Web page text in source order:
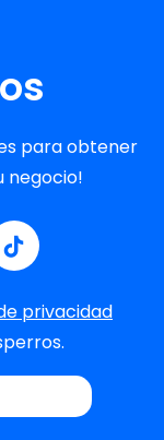
para obtener
negocio!
privacidad